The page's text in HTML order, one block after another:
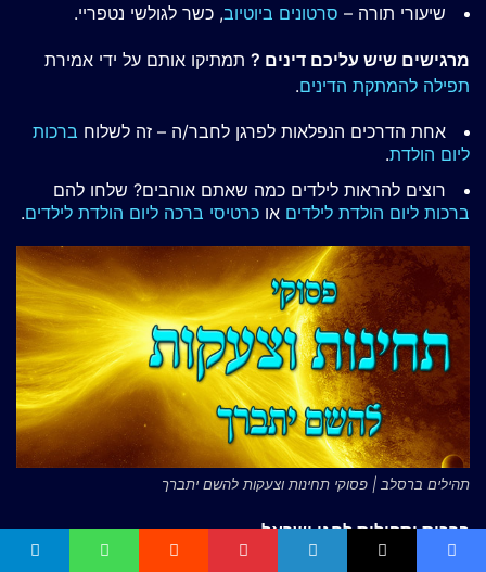
שיעורי תורה – סרטונים ביוטיוב, כשר לגולשי נטפריי.
מרגישים שיש עליכם דינים ? תמתיקו אותם על ידי אמירת
תפילה להמתקת הדינים.
אחת הדרכים הנפלאות לפרגן לחבר/ה – זה לשלוח ברכות
ליום הולדת.
רוצים להראות לילדים כמה שאתם אוהבים? שלחו להם
ברכות ליום הולדת לילדים או כרטיסי ברכה ליום הולדת לילדים.
תהילים ברסלב | פסוקי תחינות וצעקות להשם יתברך
ברכות ותפילות לחגי ישראל